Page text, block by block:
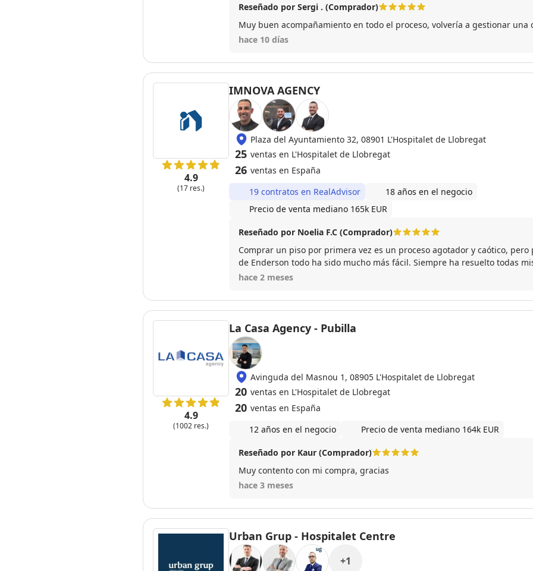
Reseñado por Sergi . (Comprador)
Muy buen acompañamiento en todo el proceso, volvería a gestionar
hace 10 días
4.9
(17 res.)
IMNOVA AGENCY
Plaza del Ayuntamiento 32, 08901 L'Hospitalet de Llobregat
25 ventas en L'Hospitalet de Llobregat
26 ventas en España
19 contratos en RealAdvisor
18 años en el negocio
Precio de venta mediano 165k EUR
Reseñado por Noelia F.C (Comprador)
Comprar un piso por primera vez es un proceso agotador y caótico, pero
de Enderson todo ha sido mucho más fácil. Siempre ha resuelto todas
pocas) y ha hecho todo lo que estaba en sus manos ante los imprevistos
Ahora a disfrutar del piso!
hace 2 meses
4.9
(1002 res.)
La Casa Agency - Pubilla
Avinguda del Masnou 1, 08905 L'Hospitalet de Llobregat
20 ventas en L'Hospitalet de Llobregat
20 ventas en España
12 años en el negocio
Precio de venta mediano 164k EUR
Reseñado por Kaur (Comprador)
Muy contento con mi compra, gracias
hace 3 meses
Urban Grup - Hospitalet Centre
+1